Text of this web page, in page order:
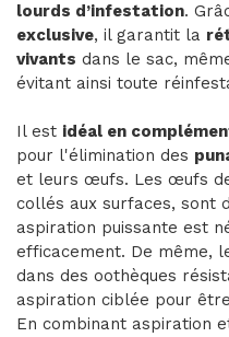
lourds d’infestation.
exclusive, il garantit la
vivants dans le sac,
évitant ainsi toute
Il est idéal en
pour l'élimination des
et leurs œufs. Les œufs
collés aux surfaces, sont
aspiration puissante est
efficacement. De même,
dans des oothèques
aspiration ciblée pour
En combinant aspiration